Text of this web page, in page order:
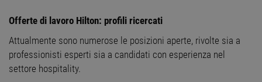
Offerte di lavoro Hilton: profili ricercati
Attualmente sono numerose le posizioni aperte, rivolte sia a
professionisti esperti sia a candidati con esperienza nel
settore hospitality.